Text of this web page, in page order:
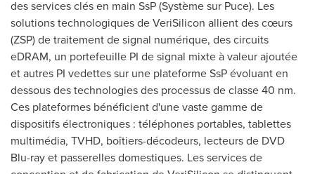
des services clés en main SsP (Système sur Puce). Les
solutions technologiques de VeriSilicon allient des cœurs
(ZSP) de traitement de signal numérique, des circuits
eDRAM, un portefeuille PI de signal mixte à valeur ajoutée
et autres PI vedettes sur une plateforme SsP évoluant en
dessous des technologies des processus de classe 40 nm.
Ces plateformes bénéficient d'une vaste gamme de
dispositifs électroniques : téléphones portables, tablettes
multimédia, TVHD, boîtiers-décodeurs, lecteurs de DVD
Blu-ray et passerelles domestiques. Les services de